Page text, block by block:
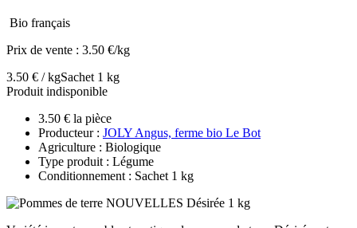
Bio français
Prix de vente : 3.50 €/kg
3.50 € / kgSachet 1 kg
Produit indisponible
3.50 € la pièce
Producteur : JOLY Angus, ferme bio Le Bot
Agriculture : Biologique
Type produit : Légume
Conditionnement : Sachet 1 kg